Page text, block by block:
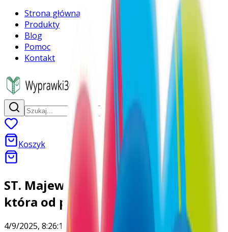
Strona główna
Produkty
Blog
Pomoc
Kontakt
Koszyk
ST. Majewski – marka z tradycją,
która od pokoleń wspiera uczniów
4/9/2025, 8:26:10 PM